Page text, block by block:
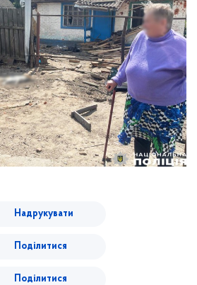
Надрукувати
Поділитися
Поділитися